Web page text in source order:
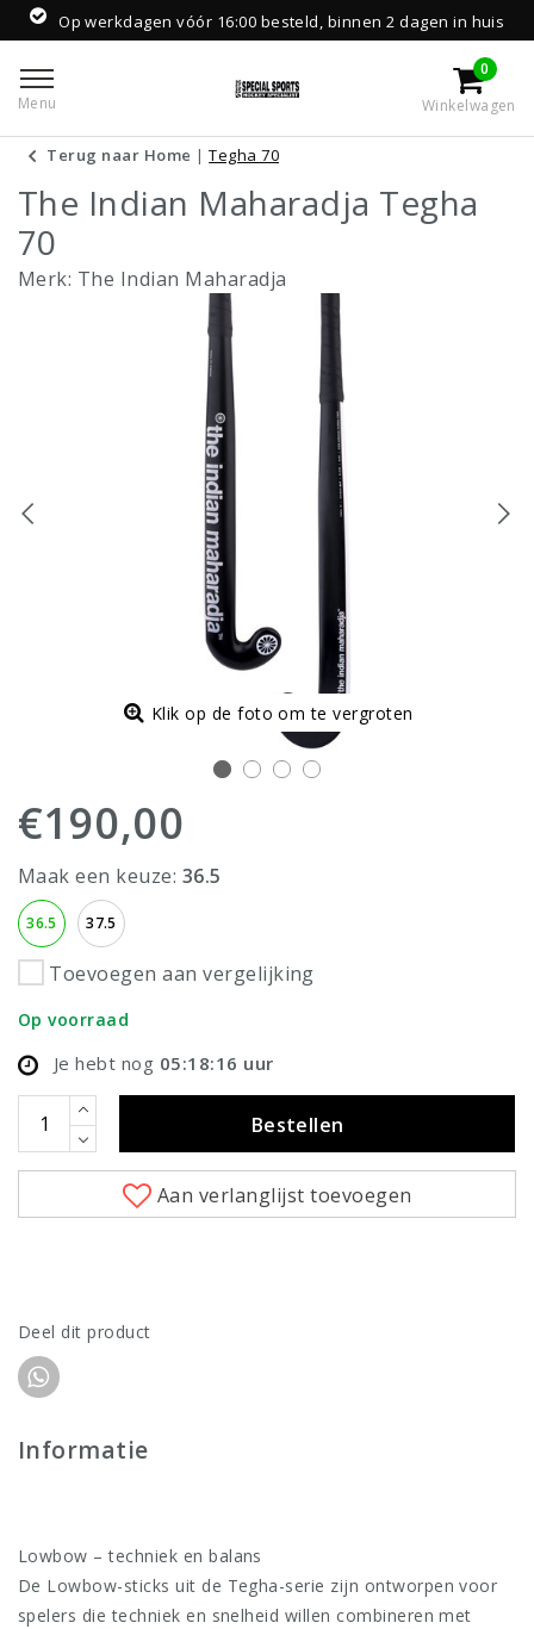
Op werkdagen vóór 16:00 besteld, binnen 2 dagen in huis
Menu
0
Winkelwagen
Terug naar Home |Tegha 70
The Indian Maharadja Tegha
70
Merk: The Indian Maharadja
Klik op de foto om te vergroten
€190,00
Maak een keuze: 36.5
36.5 37.5
Toevoegen aan vergelijking
Op voorraad
Je hebt nog 05:18:15 uur
Bestellen
Aan verlanglijst toevoegen
Deel dit product
Informatie
Lowbow – techniek en balans
De Lowbow-sticks uit de Tegha-serie zijn ontworpen voor
spelers die techniek en snelheid willen combineren met